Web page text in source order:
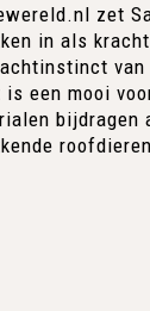
zet
in als
van
een mooi
bijdragen